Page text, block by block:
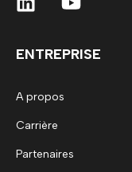
ENTREPRISE
A propos
Carrière
Partenaires